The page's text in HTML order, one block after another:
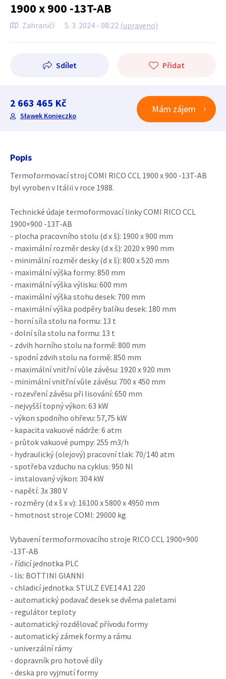
1900 x 900 -13T-AB
Zahraničí 5. 3. 2024 - 08:22 (upraveno)
Sdílet Přidat
2 663 465 Kč
Sławek Konieczko
Mám zájem
Popis
Termoformovací stroj COMI RICO CCL 1900 x 900 -13T-AB
byl vyroben v Itálii v roce 1988.
Technické údaje termoformovací linky COMI RICO CCL
1900×900 -13T-AB
- plocha pracovního stolu (d x š): 1900 x 900 mm
- maximální rozměr desky (d x š): 2020 x 990 mm
- minimální rozměr desky (d x š): 800 x 520 mm
- maximální výška formy: 850 mm
- maximální výška výlisku: 600 mm
- maximální výška stohu desek: 700 mm
- maximální výška podpěry balíku desek: 180 mm
- horní síla stolu na formu: 13 t
- dolní síla stolu na formu: 13 t
- zdvih horního stolu na formě: 800 mm
- spodní zdvih stolu na formě: 850 mm
- maximální vnitřní vůle závěsu: 1920 x 920 mm
- minimální vnitřní vůle závěsu: 700 x 450 mm
- rozevření závěsu při lisování: 650 mm
- nejvyšší topný výkon: 63 kW
- výkon spodního ohřevu: 57,75 kW
- kapacita vakuové nádrže: 6 atm
- průtok vakuové pumpy: 255 m3/h
- hydraulický (olejový) pracovní tlak: 70/140 atm
- spotřeba vzduchu na cyklus: 950 Nl
- instalovaný výkon: 304 kW
- napětí: 3x 380 V
- rozměry (d x š x v): 16100 x 5800 x 4950 mm
- hmotnost stroje COMI: 29000 kg
Vybavení termoformovacího stroje RICO CCL 1900×900
-13T-AB
- řídicí jednotka PLC
- lis: BOTTINI GIANNI
- chladicí jednotka: STULZ EVE14 A1 220
- automatický podavač desek se dvěma paletami
- regulátor teploty
- automatický rozdělovač přívodu formy
- automatický zámek formy a rámu
- univerzální rámy
- dopravník pro hotové díly
- deska pro vyjmutí formy